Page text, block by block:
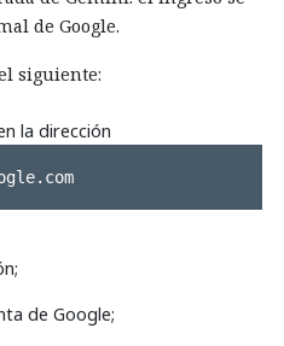
de Google.
siguiente:
la dirección
de Google;